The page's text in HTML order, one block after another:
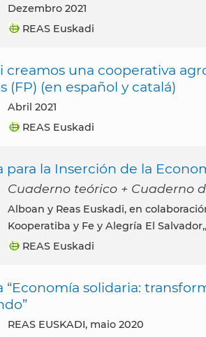
dezembro 2021
REAS Euskadi
creamos una cooperativa
(FP) (en español y catalá)
abril 2021
REAS Euskadi
para la Inserción de la
Cuaderno teórico + Cuaderno
Alboan y Reas Euskadi, en colaboración con Egibide, Centro de Formación Somorrostro, Peñascal
Kooperatiba y Fe y Alegría El
REAS Euskadi
“Economía solidaria:
REAS EUSKADI, maio 2020